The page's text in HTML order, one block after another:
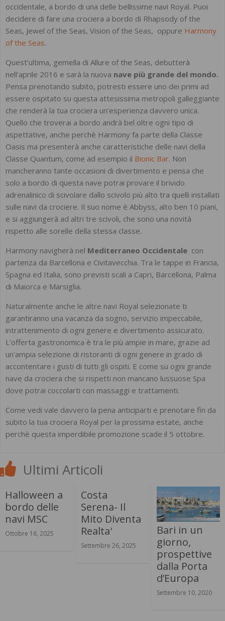
occidentale, a bordo di una delle bellissime navi Royal. Puoi
decidere di fare una crociera a bordo di Rhapsody of the
Seas, Jewel of the Seas, Vision of the Seas, oppure Harmony
of the Seas.
Quest’ultima, gemella di Allure of the Seas, debutterà
nell’aprile 2016 e sarà la nuova nave più grande del mondo.
Pensa prenotando subito, potresti essere uno dei primi ad
essere ospitato su questa attesissima metropoli galleggiante
che renderà la tua crociera un’esperienza davvero unica.
Quello che troverai a bordo andrà bel oltre ogni tipo di
aspettative, anche perchè Harmony fa parte della Classe
Oasis ma presenterà anche caratteristiche delle navi della
Classe Quantum, come ad esempio il Bionic Bar. Non
mancheranno tante occasioni di divertimento e pensa che
solo a bordo di questa nave potrai provare il brivido
adrenalinico di scivolare dallo scivolo più alto tra quelli installati
sulle navi da crociere. Il suo nome è Abbyss, alto ben 10 piani,
e si aggiungerà ad altri tre scivoli, che sono una novità
rispetto alle sorelle della stessa classe.
Harmony navigherà nel Mediterraneo Occidentale con
partenza da Barcellona e Civitavecchia. Tra le tappe in Francia,
Spagna ed Italia, sono previsti scali a Capri, Barcellona, Palma
di Maiorca e Marsiglia.
Naturalmente anche le altre navi Royal selezionate ti
garantiranno una vacanza da sogno, servizio impeccabile,
intrattenimento di ogni genere e divertimento assicurato.
L’offerta gastronomica è tra le più ampie in mare, grazie ad
un’ampia selezione di ristoranti di ogni genere in grado di
accontentare i gusti di tutti gli ospiti. E come su ogni grande
nave da crociera che si rispetti non mancano lussuose Spa
dove potrai coccolarti con massaggi e trattamenti.
Come vedi vale davvero la pena anticiparti e prenotare fin da
subito la tua crociera Royal per la prossima estate, anche
perchè questa imperdibile promozione scade il 5 ottobre.
Ultimi Articoli
Halloween a
bordo delle
navi MSC
Ottobre 16, 2025
Costa
Serena- Il
Mito Diventa
Realta'
Settembre 26, 2025
Bari in un
giorno,
prospettive
dalla Porta
d’Europa
Settembre 10, 2020